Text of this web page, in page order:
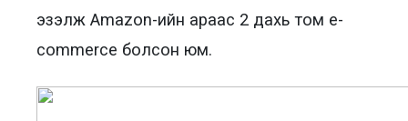
эзэлж Amazon-ийн араас 2 дахь том e-
commerce болсон юм.